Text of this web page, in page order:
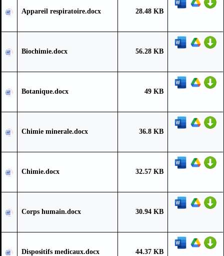
Appareil respiratoire.docx 28.48 KB
Biochimie.docx 56.28 KB
Botanique.docx 49 KB
Chimie minerale.docx 36.8 KB
Chimie.docx 32.57 KB
Corps humain.docx 30.94 KB
Dispositifs medicaux.docx 44.37 KB